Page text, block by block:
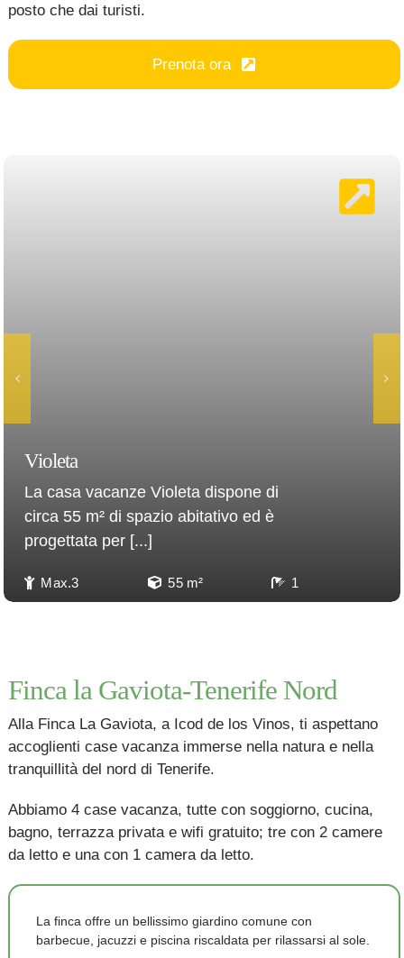
posto che dai turisti.
Prenota ora
Violeta
La casa vacanze Violeta dispone di
circa 55 m² di spazio abitativo ed è
progettata per [...]
Max.3 55 m² 1
Finca la Gaviota-Tenerife Nord
Alla Finca La Gaviota, a Icod de los Vinos, ti aspettano
accoglienti case vacanza immerse nella natura e nella
tranquillità del nord di Tenerife.
Abbiamo 4 case vacanza, tutte con soggiorno, cucina,
bagno, terrazza privata e wifi gratuito; tre con 2 camere
da letto e una con 1 camera da letto.
La finca offre un bellissimo giardino comune con
barbecue, jacuzzi e piscina riscaldata per rilassarsi al sole.